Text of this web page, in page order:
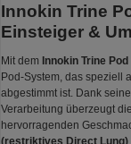
Innokin Trine
Einsteiger &
Mit dem Innokin Trine
Pod-System, das speziell
abgestimmt ist. Dank
Verarbeitung überzeugt
hervorragenden